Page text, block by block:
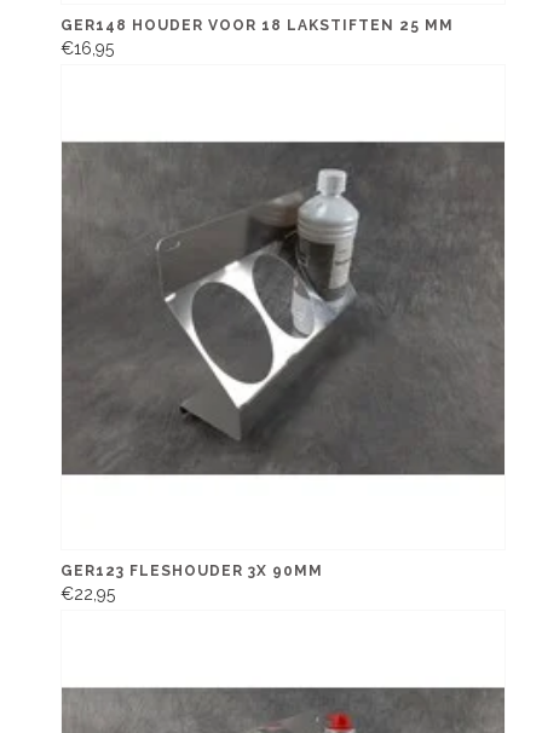
GER148 HOUDER VOOR 18 LAKSTIFTEN 25 MM
€16,95
GER123 FLESHOUDER 3X 90MM
€22,95